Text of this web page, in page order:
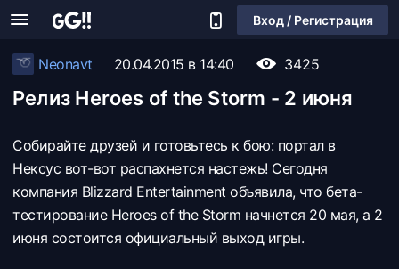
Вход / Регистрация
Neonavt 20.04.2015 в 14:40 3425
Релиз Heroes of the Storm - 2 июня
Собирайте друзей и готовьтесь к бою: портал в
Нексус вот-вот распахнется настежь! Сегодня
компания Blizzard Entertainment объявила, что бета-
тестирование Heroes of the Storm начнется 20 мая, а 2
июня состоится официальный выход игры.